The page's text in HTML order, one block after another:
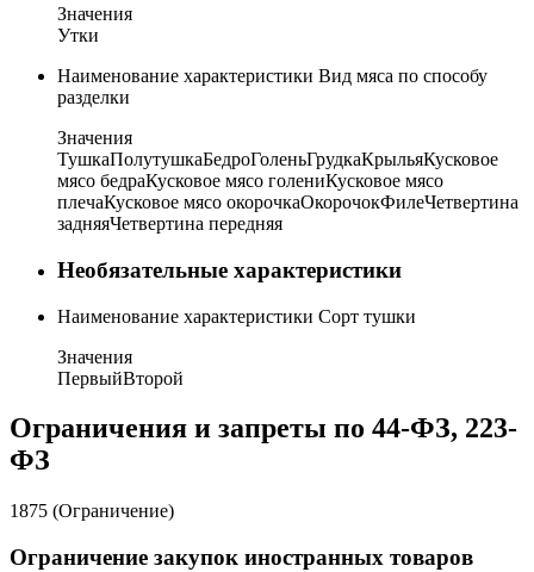
Значения
Утки
Наименование характеристики Вид мяса по способу
разделки
Значения
ТушкаПолутушкаБедроГоленьГрудкаКрыльяКусковое
мясо бедраКусковое мясо голениКусковое мясо
плечаКусковое мясо окорочкаОкорочокФилеЧетвертина
задняяЧетвертина передняя
Необязательные характеристики
Наименование характеристики Сорт тушки
Значения
ПервыйВторой
Ограничения и запреты по 44-ФЗ, 223-
ФЗ
1875 (Ограничение)
Ограничение закупок иностранных товаров